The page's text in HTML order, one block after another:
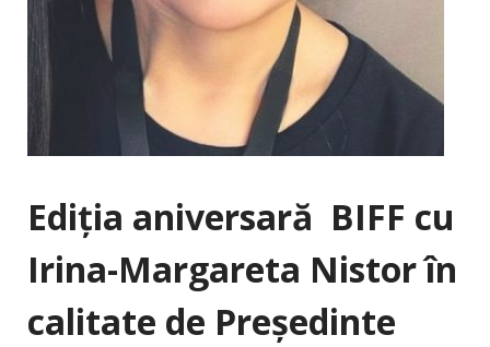
Ediția aniversară BIFF cu
Irina-Margareta Nistor în
calitate de Președinte